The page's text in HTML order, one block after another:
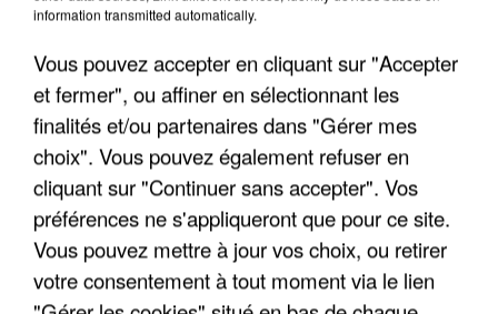
Algérie
quelques jours plus tôt.
information transmitted automatically.
Vous pouvez accepter en cliquant sur "Accepter
et fermer", ou affiner en sélectionnant les
finalités et/ou partenaires dans "Gérer mes
choix". Vous pouvez également refuser en
cliquant sur "Continuer sans accepter". Vos
préférences ne s'appliqueront que pour ce site.
Vous pouvez mettre à jour vos choix, ou retirer
votre consentement à tout moment via le lien